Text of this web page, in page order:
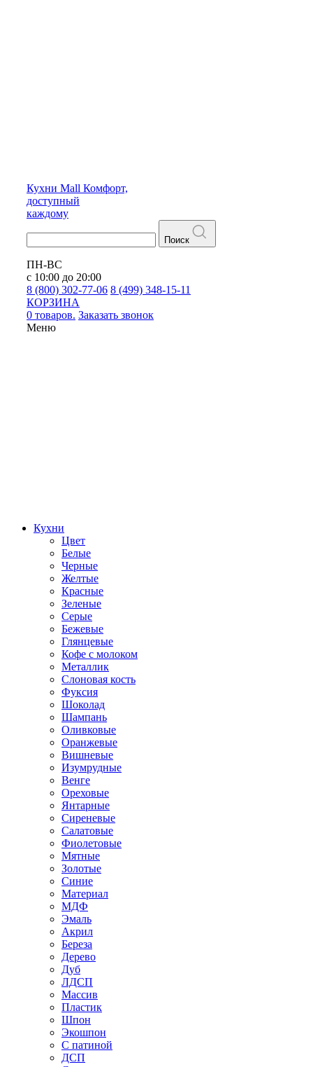
Кухни Mall Комфорт,
доступный
каждому
Поиск
ПН-ВС
с 10:00 до 20:00
8 (800) 302-77-06 8 (499) 348-15-11
КОРЗИНА
0 товаров. Заказать звонок
Меню
Кухни
Цвет
Белые
Черные
Желтые
Красные
Зеленые
Серые
Бежевые
Глянцевые
Кофе с молоком
Металлик
Слоновая кость
Фуксия
Шоколад
Шампань
Оливковые
Оранжевые
Вишневые
Изумрудные
Венге
Ореховые
Янтарные
Сиреневые
Салатовые
Фиолетовые
Мятные
Золотые
Синие
Материал
МДФ
Эмаль
Акрил
Береза
Дерево
Дуб
ЛДСП
Массив
Пластик
Шпон
Экошпон
С патиной
ДСП